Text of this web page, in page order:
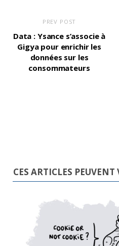
PREV POST
Data : Ysance s’associe à
Gigya pour enrichir les
données sur les
consommateurs
CES ARTICLES